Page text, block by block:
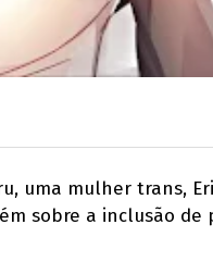
uma mulher trans,
sobre a inclusão de